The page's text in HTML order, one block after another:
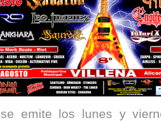
se emite los lunes y